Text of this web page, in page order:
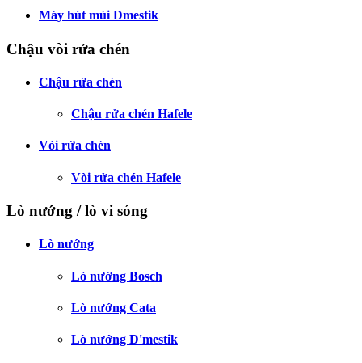
Máy hút mùi Dmestik
Chậu vòi rửa chén
Chậu rửa chén
Chậu rửa chén Hafele
Vòi rửa chén
Vòi rửa chén Hafele
Lò nướng / lò vi sóng
Lò nướng
Lò nướng Bosch
Lò nướng Cata
Lò nướng D'mestik